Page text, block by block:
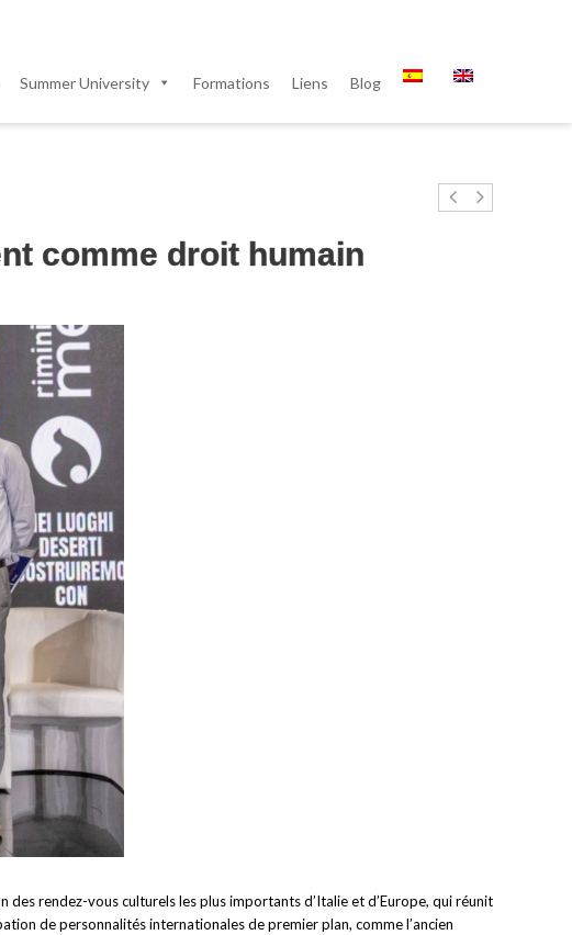
Summer University Formations Liens Blog
comme droit humain
des rendez-vous culturels les plus importants d’Italie et d’Europe, qui réunit
de personnalités internationales de premier plan, comme l’ancien